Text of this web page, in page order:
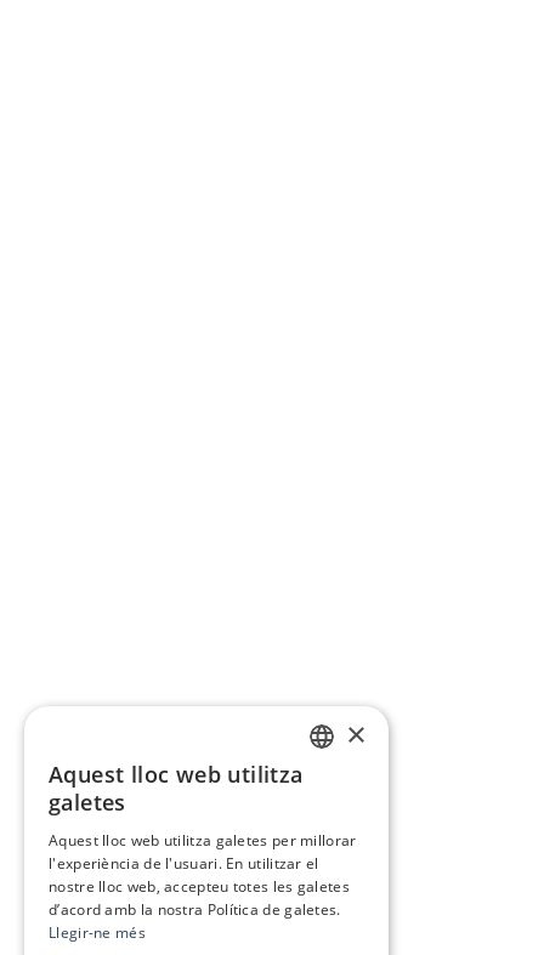
×
Aquest lloc web utilitza
galetes
Aquest lloc web utilitza galetes per millorar
l'experiència de l'usuari. En utilitzar el
nostre lloc web, accepteu totes les galetes
d’acord amb la nostra Política de galetes.
Llegir-ne més